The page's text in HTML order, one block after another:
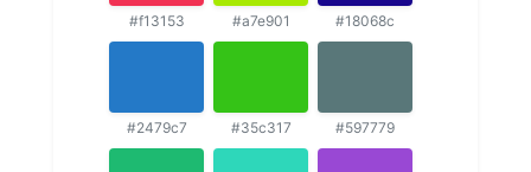
#f13153 #a7e901 #18068c
#2479c7 #35c317 #597779